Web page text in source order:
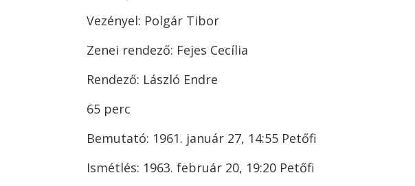
Vezényel: Polgár Tibor
Zenei rendező: Fejes Cecília
Rendező: László Endre
65 perc
Bemutató: 1961. január 27, 14:55 Petőfi
Ismétlés: 1963. február 20, 19:20 Petőfi